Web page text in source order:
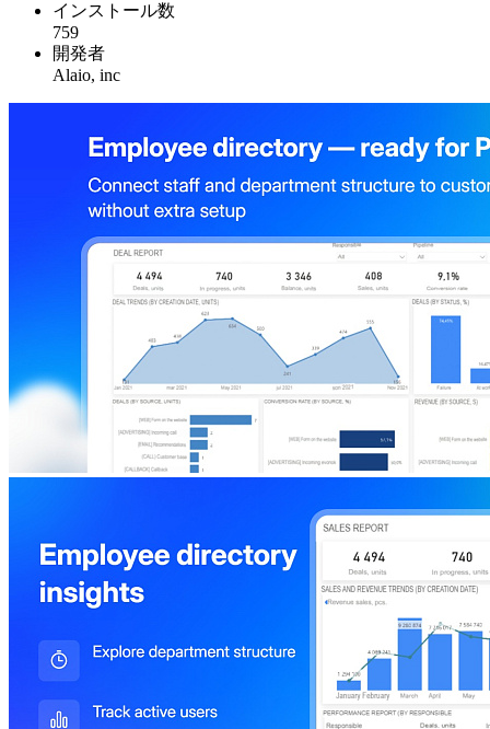
インストール数
759
開発者
Alaio, inc